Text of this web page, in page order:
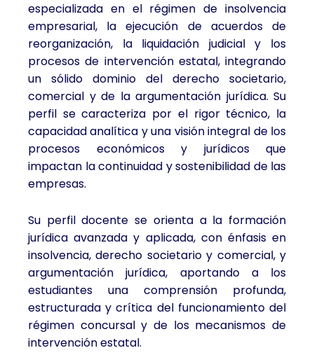
especializada en el régimen de insolvencia
empresarial, la ejecución de acuerdos de
reorganización, la liquidación judicial y los
procesos de intervención estatal, integrando
un sólido dominio del derecho societario,
comercial y de la argumentación jurídica. Su
perfil se caracteriza por el rigor técnico, la
capacidad analítica y una visión integral de los
procesos económicos y jurídicos que
impactan la continuidad y sostenibilidad de las
empresas.
Su perfil docente se orienta a la formación
jurídica avanzada y aplicada, con énfasis en
insolvencia, derecho societario y comercial, y
argumentación jurídica, aportando a los
estudiantes una comprensión profunda,
estructurada y crítica del funcionamiento del
régimen concursal y de los mecanismos de
intervención estatal.